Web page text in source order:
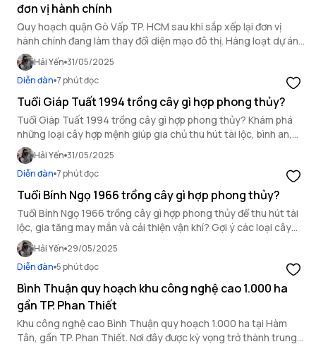
đơn vị hành chính
Quy hoạch quận Gò Vấp TP. HCM sau khi sắp xếp lại đơn vị
hành chính đang làm thay đổi diện mạo đô thị. Hàng loạt dự án
lớn được triển khai đồng bộ trong khu vực.
Hải Yến 31/05/2025
Diễn đàn 7 phút đọc
Tuổi Giáp Tuất 1994 trồng cây gì hợp phong thủy?
Tuổi Giáp Tuất 1994 trồng cây gì hợp phong thủy? Khám phá
những loại cây hợp mệnh giúp gia chủ thu hút tài lộc, bình an,
may mắn và tăng năng lượng tích cực cho không gian sống.
Hải Yến 31/05/2025
Diễn đàn 7 phút đọc
Tuổi Bính Ngọ 1966 trồng cây gì hợp phong thủy?
Tuổi Bính Ngọ 1966 trồng cây gì hợp phong thủy để thu hút tài
lộc, gia tăng may mắn và cải thiện vận khí? Gợi ý các loại cây
hợp mệnh, dễ trồng, phù hợp trong nhà và sân vườn.
Hải Yến 29/05/2025
Diễn đàn 5 phút đọc
Bình Thuận quy hoạch khu công nghệ cao 1.000 ha
gần TP. Phan Thiết
Khu công nghệ cao Bình Thuận quy hoạch 1.000 ha tại Hàm
Tân, gần TP. Phan Thiết. Nơi đây được kỳ vọng trở thành trung